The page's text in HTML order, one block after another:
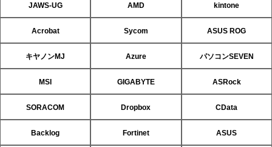
JAWS-UG AMD kintone
Acrobat Sycom ASUS ROG
キヤノンMJ Azure パソコンSEVEN
MSI GIGABYTE ASRock
SORACOM Dropbox CData
Backlog Fortinet ASUS